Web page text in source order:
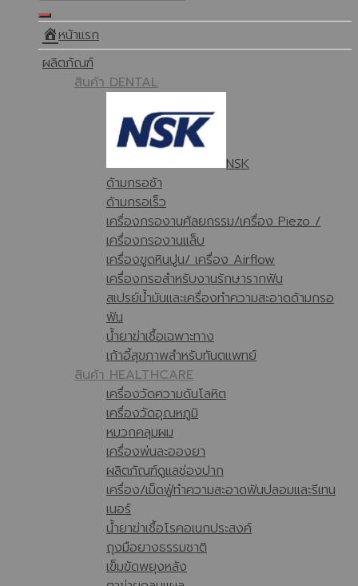
หน้าแรก
ผลิตภัณฑ์
สินค้า DENTAL
NSK
ด้ามกรอช้า
ด้ามกรอเร็ว
เครื่องกรองานศัลยกรรม/เครื่อง Piezo /
เครื่องกรองานแล็บ
เครื่องขูดหินปูน/ เครื่อง Airflow
เครื่องกรอสำหรับงานรักษารากฟัน
สเปรย์น้ำมันและเครื่องทำความสะอาดด้ามกรอ
ฟัน
น้ำยาฆ่าเชื้อเฉพาะทาง
เก้าอี้สุขภาพสำหรับทันตแพทย์
สินค้า HEALTHCARE
เครื่องวัดความดันโลหิต
เครื่องวัดอุณหภูมิ
หมวกคลุมผม
เครื่องพ่นละอองยา
ผลิตภัณฑ์ดูแลช่องปาก
เครื่อง/เม็ดฟู่ทำความสะอาดฟันปลอมและรีเทน
เนอร์
น้ำยาฆ่าเชื้อโรคอเนกประสงค์
ถุงมือยางธรรมชาติ
เข็มขัดพยุงหลัง